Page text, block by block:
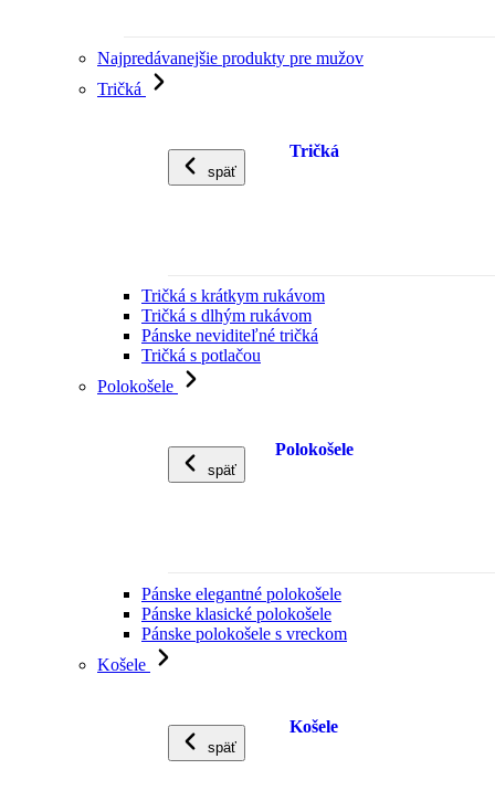
Najpredávanejšie produkty pre mužov
Tričká
späť
Tričká
Tričká s krátkym rukávom
Tričká s dlhým rukávom
Pánske neviditeľné tričká
Tričká s potlačou
Polokošele
späť
Polokošele
Pánske elegantné polokošele
Pánske klasické polokošele
Pánske polokošele s vreckom
Košele
späť
Košele